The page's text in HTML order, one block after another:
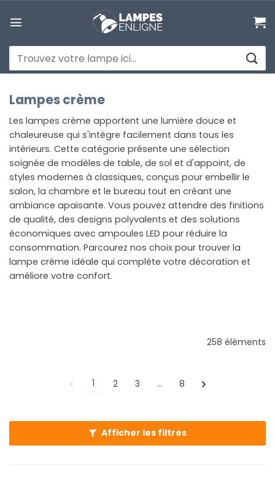
au
Recherche
pour :
Lampes crème
Les lampes crème apportent une lumière douce et
chaleureuse qui s'intègre facilement dans tous les
intérieurs. Cette catégorie présente une sélection
soignée de modèles de table, de sol et d'appoint, de
styles modernes à classiques, conçus pour embellir le
salon, la chambre et le bureau tout en créant une
ambiance apaisante. Vous pouvez attendre des finitions
de qualité, des designs polyvalents et des solutions
économiques avec ampoules LED pour réduire la
consommation. Parcourez nos choix pour trouver la
lampe crème idéale qui complète votre décoration et
améliore votre confort.
258 éléments
1 2 3 … 8
Afficher les filtres